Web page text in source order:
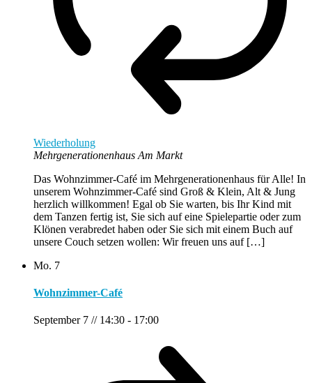
Wiederholung
Mehrgenerationenhaus Am Markt
Das Wohnzimmer-Café im Mehrgenerationenhaus für Alle! In
unserem Wohnzimmer-Café sind Groß & Klein, Alt & Jung
herzlich willkommen! Egal ob Sie warten, bis Ihr Kind mit
dem Tanzen fertig ist, Sie sich auf eine Spielepartie oder zum
Klönen verabredet haben oder Sie sich mit einem Buch auf
unsere Couch setzen wollen: Wir freuen uns auf […]
Mo. 7
Wohnzimmer-Café
September 7 // 14:30 - 17:00